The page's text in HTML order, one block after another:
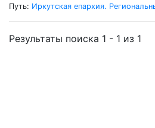
Путь: Иркутская епархия.
Результаты поиска 1 - 1 из 1